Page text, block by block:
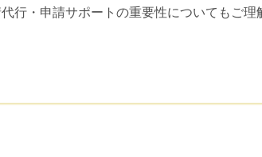
行・申請サポートの重要性についてもご理